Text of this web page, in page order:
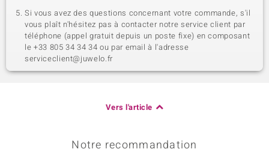
Si vous avez des questions concernant votre commande, s'il
vous plaît n'hésitez pas à contacter notre service client par
téléphone (appel gratuit depuis un poste fixe) en composant
le +33 805 34 34 34 ou par email à l'adresse
serviceclient@juwelo.fr
Vers l'article
Notre recommandation